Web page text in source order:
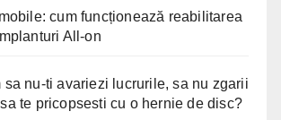
cum funcționează reabilitarea
All-on
sa nu-ti avariezi lucrurile, sa nu zgarii
te pricopsesti cu o hernie de disc?